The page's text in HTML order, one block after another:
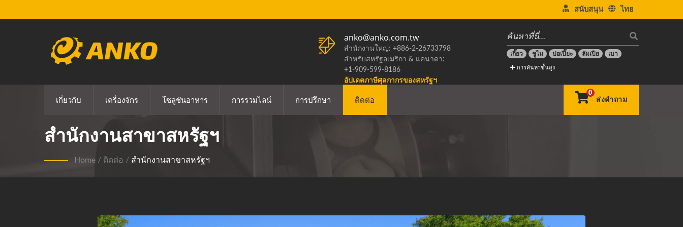
ไทย
สนับสนุน
เกี๊ยว ชูไม ปอเปี๊ยะ ลัมเปีย เบา
การค้นหาขั้นสูง
anko@anko.com.tw
สำนักงานใหญ่: +886-2-26733798
สำหรับสหรัฐอเมริกา & แคนาดา:
+1-909-599-8186
อัปเดตภาษีศุลกากรของสหรัฐฯ
เกี่ยวกับ เครื่องจักร โซลูชันอาหาร การรวมไลน์ การปรึกษา ติดต่อ
0
ส่งคำถาม
สำนักงานสาขาสหรัฐฯ
Home / ติดต่อ / สำนักงานสาขาสหรัฐฯ